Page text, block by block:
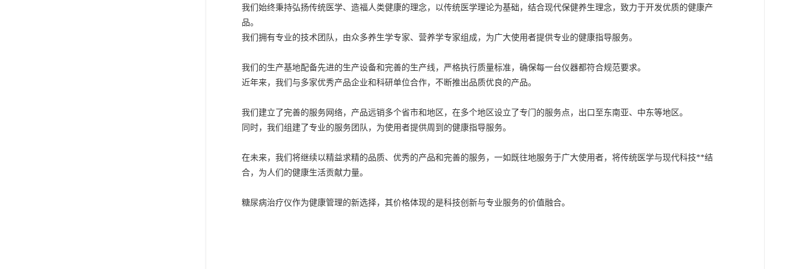
我们始终秉持弘扬传统医学、造福人类健康的理念，以传统医学理论为基础，结合现代保健养生理念，致力于开发优质的健康产
品。
我们拥有专业的技术团队，由众多养生学专家、营养学专家组成，为广大使用者提供专业的健康指导服务。
我们的生产基地配备先进的生产设备和完善的生产线，严格执行质量标准，确保每一台仪器都符合规范要求。
近年来，我们与多家优秀产品企业和科研单位合作，不断推出品质优良的产品。
我们建立了完善的服务网络，产品远销多个省市和地区，在多个地区设立了专门的服务点，出口至东南亚、中东等地区。
同时，我们组建了专业的服务团队，为使用者提供周到的健康指导服务。
在未来，我们将继续以精益求精的品质、优秀的产品和完善的服务，一如既往地服务于广大使用者，将传统医学与现代科技**结
合，为人们的健康生活贡献力量。
糖尿病治疗仪作为健康管理的新选择，其价格体现的是科技创新与专业服务的价值融合。